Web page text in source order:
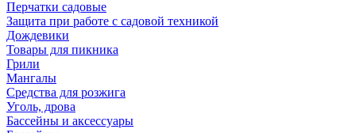
Перчатки садовые
Защита при работе с садовой техникой
Дождевики
Товары для пикника
Грили
Мангалы
Средства для розжига
Уголь, дрова
Бассейны и аксессуары